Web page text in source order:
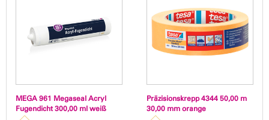
MEGA 961 Megaseal Acryl
Fugendicht 300,00 ml weiß
Präzisionskrepp 4344 50,00 m
30,00 mm orange